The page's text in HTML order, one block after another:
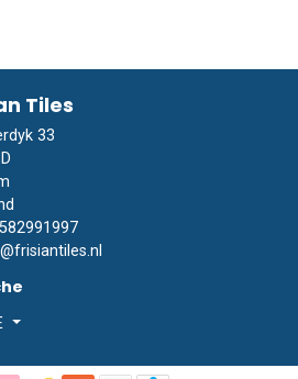
Tiles
33